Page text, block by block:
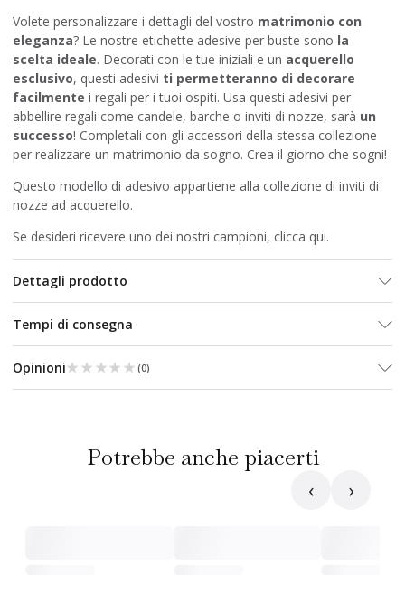
Volete personalizzare i dettagli del vostro matrimonio con
eleganza? Le nostre etichette adesive per buste sono la
scelta ideale. Decorati con le tue iniziali e un acquerello
esclusivo, questi adesivi ti permetteranno di decorare
facilmente i regali per i tuoi ospiti. Usa questi adesivi per
abbellire regali come candele, barche o inviti di nozze, sarà un
successo! Completali con gli accessori della stessa collezione
per realizzare un matrimonio da sogno. Crea il giorno che sogni!
Questo modello di adesivo appartiene alla collezione di inviti di
nozze ad acquerello.
Se desideri ricevere uno dei nostri campioni, clicca qui.
Dettagli prodotto
Tempi di consegna
Opinioni★★★★★
★★★★★ (0)
Potrebbe anche piacerti
‹ ›